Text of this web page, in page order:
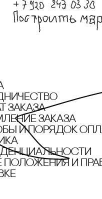
заказа
заказа
и порядок
и